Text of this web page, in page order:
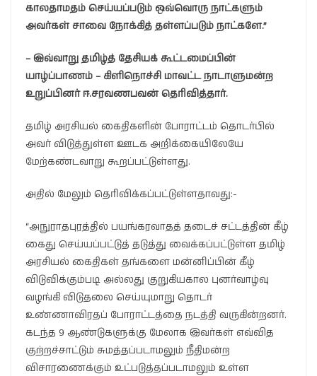
காலதாமதம் செய்யப்படும் ஒவ்வொரு நாட்களும்
அவர்கள் சாவை நோக்கித் தள்ளப்படும் நாட்களே.”
– இவ்வாறு தமிழ்த் தேசியக் கூட்டமைப்பின்
யாழ்ப்பாணம் – கிளிநொச்சி மாவட்ட நாடாளுமன்ற
உறுப்பினர் ஈ.சரவணபவன் தெரிவித்தார்.
தமிழ் அரசியல் கைதிகளின் போராட்டம் தொடர்பில்
அவர் விடுத்துள்ள ஊடக அறிக்கையிலேயே
மேற்கண்டவாறு கூறப்பட்டுள்ளது.
அதில் மேலும் தெரிவிக்கப்பட்டுள்ளதாவது:-
“அநுராதபுரத்தில் பயங்கரவாதத் தடைச் சட்டத்தின் கீழ்
கைது செய்யப்பட்டுத் தடுத்து வைக்கப்பட்டுள்ள தமிழ்
அரசியல் கைதிகள் தங்களை மன்னிப்பின் கீழ்
விடுவிக்கும்படி அல்லது குறுகியகால புனர்வாழ்வு
வழங்கி விடுதலை செய்யுமாறு தொடர்
உண்ணாவிரதப் போராட்டத்தை நடத்தி வருகின்றனர்.
கடந்த 9 ஆண்டுகளுக்கு மேலாக இவர்கள் எவ்வித
குற்றச்சாட்டும் சுமத்தப்படாமலும் நீதிமன்ற
விசாரணைக்கும் உட்படுத்தப்படாமலும் உள்ள